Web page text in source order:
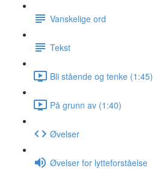
Vanskelige ord
Tekst
Bli stående og tenke (1:45)
På grunn av (1:40)
Øvelser
Øvelser for lytteforståelse